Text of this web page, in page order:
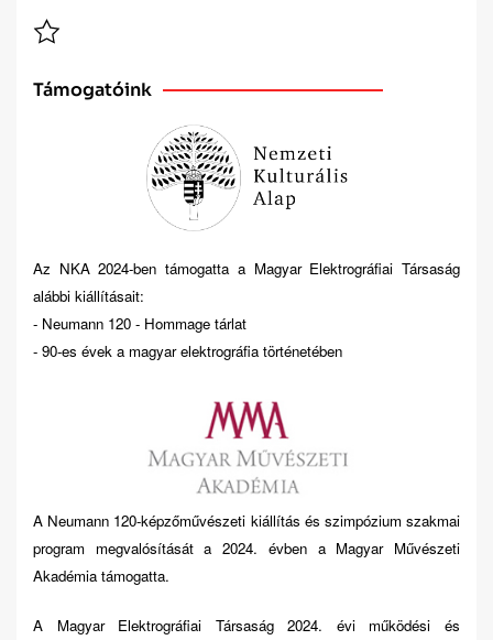
Támogatóink
Az NKA 2024-ben támogatta a Magyar Elektrográfiai Társaság
alábbi kiállításait:
- Neumann 120 - Hommage tárlat
- 90-es évek a magyar elektrográfia történetében
A Neumann 120-képzőművészeti kiállítás és szimpózium szakmai
program megvalósítását a 2024. évben a Magyar Művészeti
Akadémia támogatta.
A Magyar Elektrográfiai Társaság 2024. évi működési és